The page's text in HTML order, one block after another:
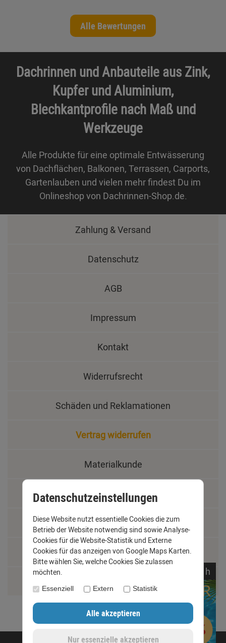
Alle Bewertungen
Dachrinnen und Anbauteile aus Zink,
Kupfer und Aluminium,
Blechkantprofile nach Maß und
Werkzeuge
Alle Produkte für eine optimale Entwässerung
von Dachflächen, Balkonen, Terrassen, Carports,
Gartenlauben und vielen mehr findest Du im
Onlineshop von Dachrinnen-Shop.de.
Zahlung & Versand
Datenschutz
AGB
Impressum
Kontakt
Widerrufsrecht
Schäden und Reklamationen
Vertrag widerrufen
Materialkunde
Fachbegriffe
Jobs
Montage und Installationshilfen
h
Datenschutzeinstellungen
Diese Website nutzt essentielle Cookies die zum
Betrieb der Website notwendig sind sowie Analyse-
Cookies für die Website-Statistik und Externe
Cookies für das anzeigen von Google Maps Karten.
Bitte wählen Sie, welche Cookies Sie zulassen
möchten.
Essenziell Extern Statistik